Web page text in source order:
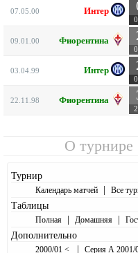
07.05.00 Интер
09.01.00 Фиорентина
03.04.99 Интер
22.11.98 Фиорентина
О турнире
Турнир
Календарь матчей | Все
Таблицы
Полная | Домашняя |
Дополнительно
2000/01 < | Серия А 2001/